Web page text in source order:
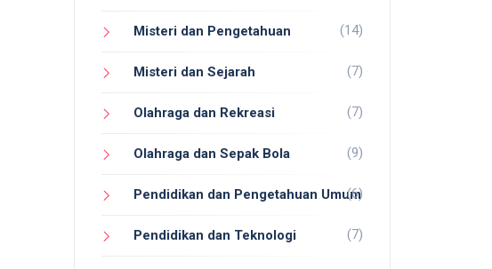
Misteri dan Pengetahuan (14)
Misteri dan Sejarah (7)
Olahraga dan Rekreasi (7)
Olahraga dan Sepak Bola (9)
Pendidikan dan Pengetahuan Umum
(6)
Pendidikan dan Teknologi (7)